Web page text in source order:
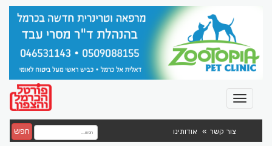
צור קשר אודותינו חפש